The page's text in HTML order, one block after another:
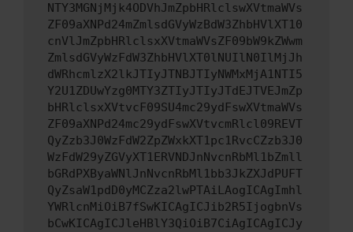
NTY3MGNjMjk4ODVhJmZpbHRlclswXVtmaWVs
ZF09aXNPd24mZmlsdGVyWzBdW3ZhbHVlXT10
cnVlJmZpbHRlclsxXVtmaWVsZF09bW9kZWwm
ZmlsdGVyWzFdW3ZhbHVlXT0lNUIlN0IlMjJh
dWRhcmlzX2lkJTIyJTNBJTIyNWMxMjA1NTI5
Y2U1ZDUwYzg0MTY3ZTIyJTIyJTdEJTVEJmZp
bHRlclsxXVtvcF09SU4mc29ydFswXVtmaWVs
ZF09aXNPd24mc29ydFswXVtvcmRlcl09REVT
QyZzb3J0WzFdW2ZpZWxkXT1pc1RvcCZzb3J0
WzFdW29yZGVyXT1ERVNDJnNvcnRbMl1bZmll
bGRdPXByaWNlJnNvcnRbMl1bb3JkZXJdPUFT
QyZsaW1pdD0yMCZza2lwPTAiLAogICAgImhl
YWRlcnMiOiB7fSwKICAgICJib2R5IjogbnVs
bCwKICAgICJleHBlY3QiOiB7CiAgICAgICJy